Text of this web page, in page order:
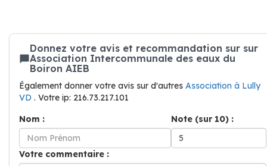
Donnez votre avis et recommandation sur sur
Association Intercommunale des eaux du
Boiron AIEB
Également donner votre avis sur d'autres Association à Lully
VD . Votre ip: 216.73.217.101
Nom :
Note (sur 10) :
Votre commentaire :